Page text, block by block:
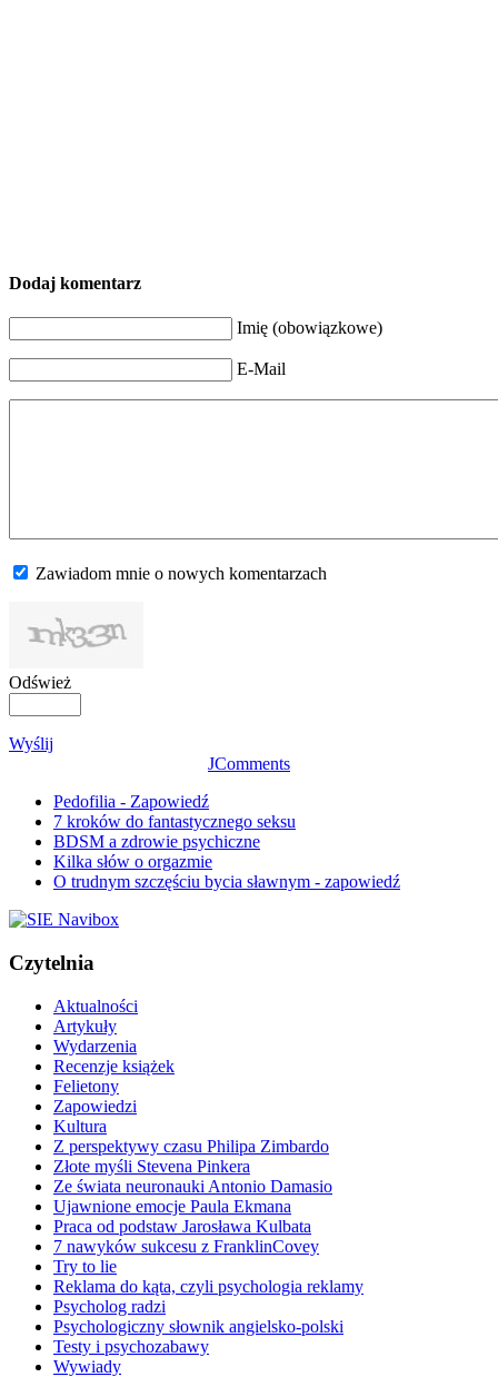
Dodaj komentarz
Imię (obowiązkowe)
E-Mail
Zawiadom mnie o nowych komentarzach
Odśwież
Wyślij
JComments
Pedofilia - Zapowiedź
7 kroków do fantastycznego seksu
BDSM a zdrowie psychiczne
Kilka słów o orgazmie
O trudnym szczęściu bycia sławnym - zapowiedź
Czytelnia
Aktualności
Artykuły
Wydarzenia
Recenzje książek
Felietony
Zapowiedzi
Kultura
Z perspektywy czasu Philipa Zimbardo
Złote myśli Stevena Pinkera
Ze świata neuronauki Antonio Damasio
Ujawnione emocje Paula Ekmana
Praca od podstaw Jarosława Kulbata
7 nawyków sukcesu z FranklinCovey
Try to lie
Reklama do kąta, czyli psychologia reklamy
Psycholog radzi
Psychologiczny słownik angielsko-polski
Testy i psychozabawy
Wywiady